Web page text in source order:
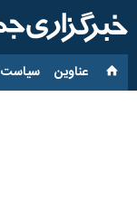
عناوین‌ سیاست